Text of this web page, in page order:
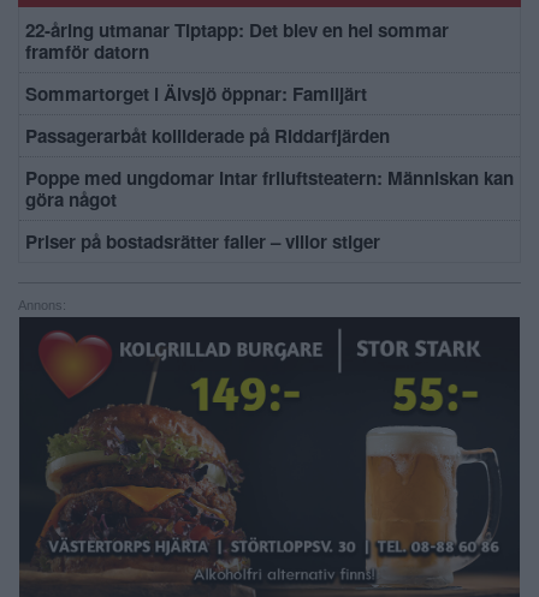
22-åring utmanar Tiptapp: Det blev en hel sommar
framför datorn
Sommartorget i Älvsjö öppnar: Familjärt
Passagerarbåt kolliderade på Riddarfjärden
Poppe med ungdomar intar friluftsteatern: Människan kan
göra något
Priser på bostadsrätter faller – villor stiger
Annons: